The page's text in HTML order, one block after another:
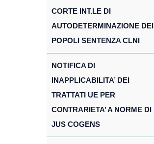
CORTE INT.LE DI
AUTODETERMINAZIONE DEI
POPOLI SENTENZA CLNI
NOTIFICA DI
INAPPLICABILITA’ DEI
TRATTATI UE PER
CONTRARIETA’ A NORME DI
JUS COGENS